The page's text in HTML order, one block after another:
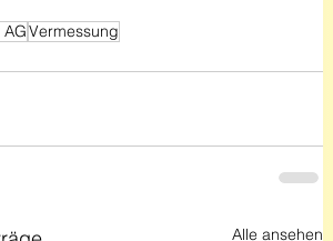
Vermessung
Alle ansehen